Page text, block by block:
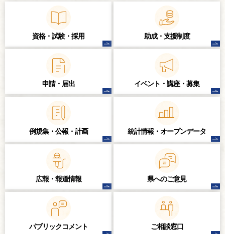
資格・試験・ 採用 助成・支援制度
申請・届出 イベント・講座・ 募集
例規集・公報・計画 統計情報・ オープンデータ
広報・報道情報 県へのご意見
パブリックコメント ご相談窓口